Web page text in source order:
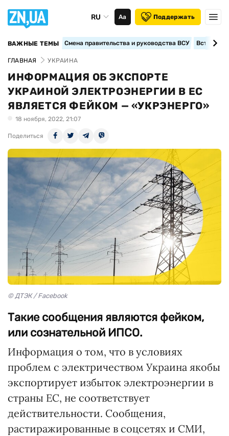
RU Аа Поддержать
ВАЖНЫЕ ТЕМЫ Смена правительства и руководства ВСУ
ГЛАВНАЯ УКРАИНА
ИНФОРМАЦИЯ ОБ ЭКСПОРТЕ
УКРАИНОЙ ЭЛЕКТРОЭНЕРГИИ В ЕС
ЯВЛЯЕТСЯ ФЕЙКОМ — «УКРЭНЕРГО»
18 ноября, 2022, 21:07
Поделиться
© ДТЭК / Facebook
Такие сообщения являются фейком,
или сознательной ИПСО.
Информация о том, что в условиях
проблем с электричеством Украина якобы
экспортирует избыток электроэнергии в
страны ЕС, не соответствует
действительности. Сообщения,
растиражированные в соцсетях и СМИ,